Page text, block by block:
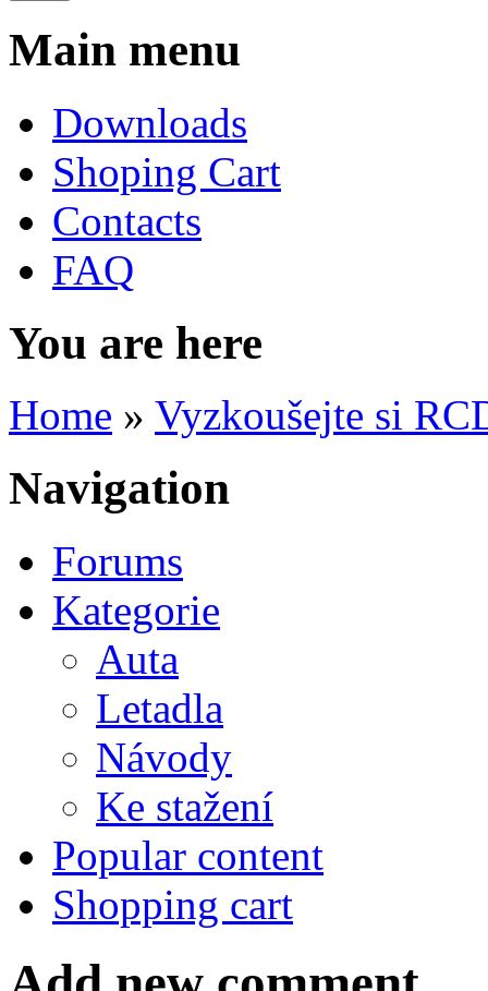
Main menu
Downloads
Shoping Cart
Contacts
FAQ
You are here
Home » Vyzkoušejte si
Navigation
Forums
Kategorie
Auta
Letadla
Návody
Ke stažení
Popular content
Shopping cart